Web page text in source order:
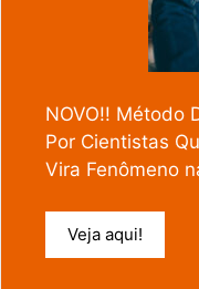
NOVO!! Método
Por Cientistas
Vira Fenômeno
Veja aqui!